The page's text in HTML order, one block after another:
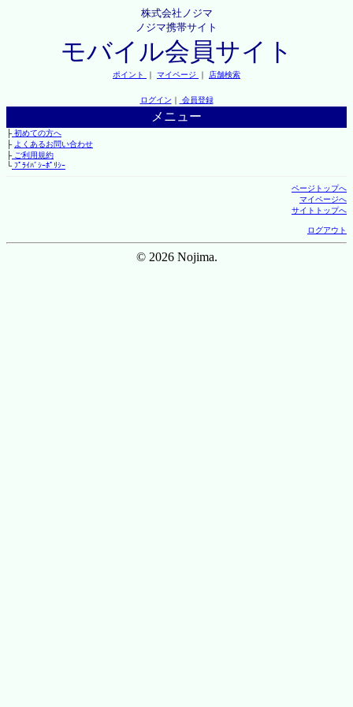
株式会社ノジマ
ノジマ携帯サイト
モバイル会員サイト
ポイント ｜ マイページ ｜ 店舗検索
ログイン ｜ 会員登録
メニュー
├初めての方へ
├ よくあるお問い合わせ
├ご利用規約
└ﾌﾟﾗｲﾊﾞｼｰﾎﾟﾘｼｰ
ページトップへ
マイページへ
サイトトップへ
ログアウト
© 2026 Nojima.